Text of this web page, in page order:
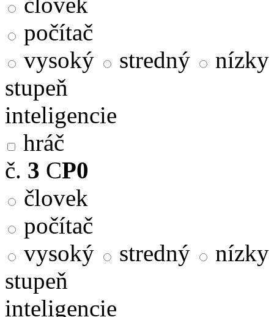
počítač
vysoký
stredný
nízky
stupeň
inteligencie
hráč
č. 3 CP0
človek
počítač
vysoký
stredný
nízky
stupeň
inteligencie